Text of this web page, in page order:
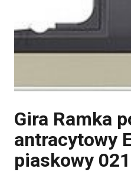
Gira Ramka
antracytowy
piaskowy